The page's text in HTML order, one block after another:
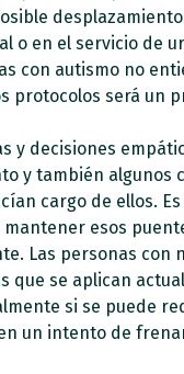
o en el servicio de
con autismo no
protocolos será un
y decisiones
y también
cargo de ellos.
esos
Las personas con
que se aplican
si se puede
un intento de